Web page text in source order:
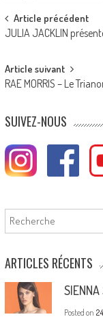
Post
navigation
Article précédent
JULIA JACKLIN
Article suivant
RAE MORRIS – Le
SUIVEZ-NOUS
Rechercher
ARTICLES RÉCENTS
Posted on